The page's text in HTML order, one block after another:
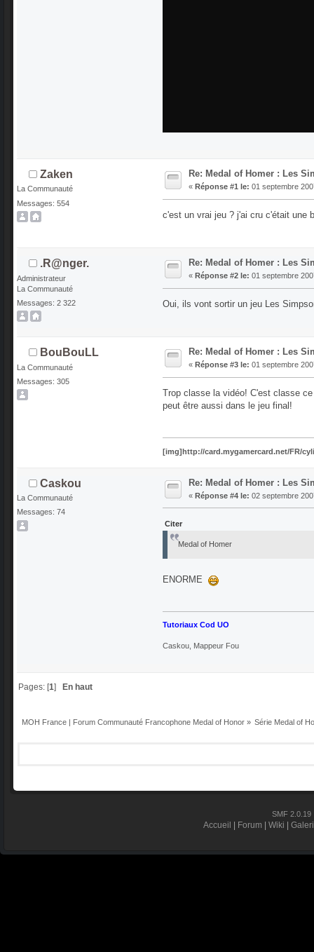
Zaken
La Communauté
Messages: 554
Re: Medal of Homer : Les
« Réponse #1 le: 01 septembre
c'est un vrai jeu ? j'ai cru c'était une
.R@nger.
Administrateur
La Communauté
Messages: 2 322
Re: Medal of Homer : Les
« Réponse #2 le: 01 septembre
Oui, ils vont sortir un jeu Les
BouBouLL
La Communauté
Messages: 305
Re: Medal of Homer : Les
« Réponse #3 le: 01 septembre
Trop classe la vidéo! C'est classe
peut être aussi dans le jeu final!
[img]http://card.mygamercard.net/FR/
Caskou
La Communauté
Messages: 74
Re: Medal of Homer : Les
« Réponse #4 le: 02 septembre
Citer
Medal of Homer
ENORME
Tutoriaux Cod UO
Caskou, Mappeur Fou
Pages: [1]En haut
MOH France | Forum Communauté Francophone Medal of Honor» Série Medal of
SMF 2.0.19
Accueil Forum Wiki